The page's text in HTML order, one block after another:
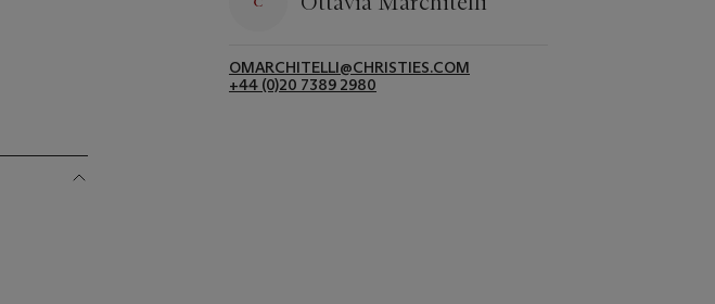
OMARCHITELLI@CHRISTIES.COM
+44 (0)20 7389 2980